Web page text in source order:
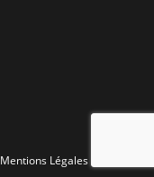
Mentions Légales